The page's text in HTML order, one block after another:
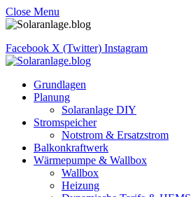
Close Menu
Facebook X (Twitter) Instagram
Grundlagen
Planung
Solaranlage DIY
Stromspeicher
Notstrom & Ersatzstrom
Balkonkraftwerk
Wärmepumpe & Wallbox
Wallbox
Heizung